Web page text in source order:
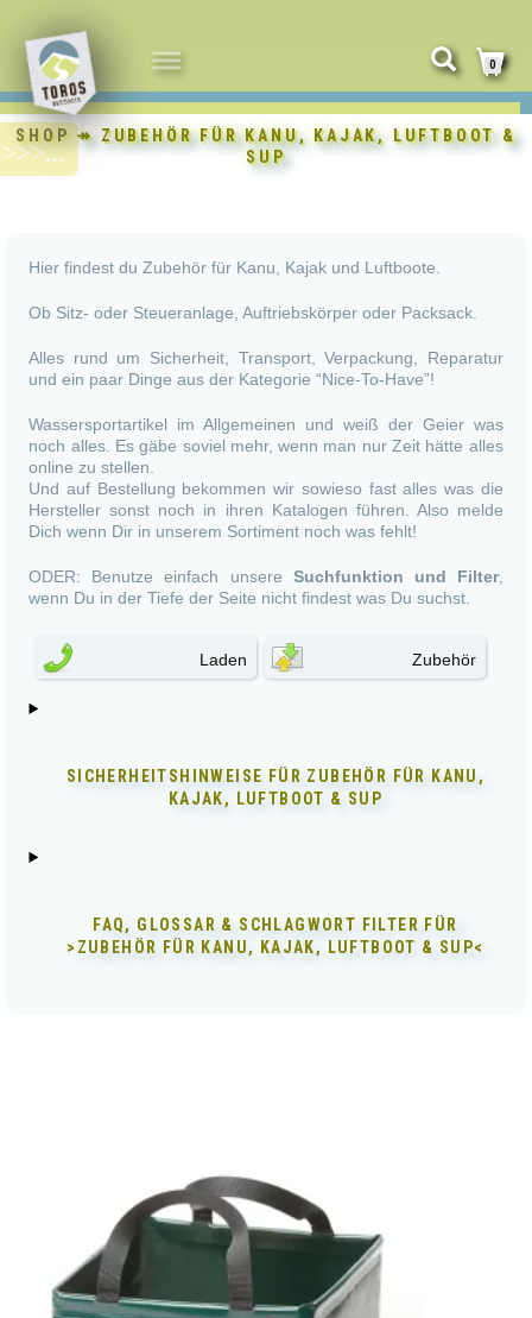
NAVIGATION
UMSCHALTEN
0
SHOP ↠ ZUBEHÖR FÜR KANU, KAJAK, LUFTBOOT &
SUP
Hier findest du Zubehör für Kanu, Kajak und Luftboote.
Ob Sitz- oder Steueranlage, Auftriebskörper oder Packsack.
Alles rund um Sicherheit, Transport, Verpackung, Reparatur
und ein paar Dinge aus der Kategorie “Nice-To-Have”!
Wassersportartikel im Allgemeinen und weiß der Geier was
noch alles. Es gäbe soviel mehr, wenn man nur Zeit hätte alles
online zu stellen.
Und auf Bestellung bekommen wir sowieso fast alles was die
Hersteller sonst noch in ihren Katalogen führen. Also melde
Dich wenn Dir in unserem Sortiment noch was fehlt!
ODER: Benutze einfach unsere Suchfunktion und Filter,
wenn Du in der Tiefe der Seite nicht findest was Du suchst.
Laden Zubehör
SICHERHEITSHINWEISE FÜR ZUBEHÖR FÜR KANU,
KAJAK, LUFTBOOT & SUP
FAQ, GLOSSAR & SCHLAGWORT FILTER FÜR
>ZUBEHÖR FÜR KANU, KAJAK, LUFTBOOT & SUP<